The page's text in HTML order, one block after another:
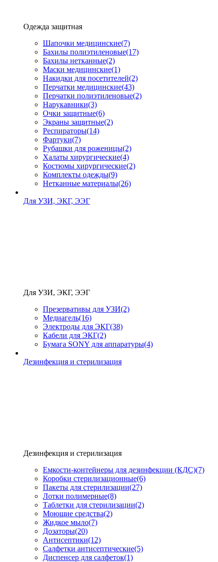
Одежда защитная
Шапочки медицинские(7)
Бахилы полиэтиленовые(17)
Бахилы нетканные(2)
Маски медицинские(1)
Накидки для посетителей(2)
Перчатки медицинские(43)
Перчатки полиэтиленовые(2)
Нарукавники(3)
Очки защитные(6)
Экраны защитные(2)
Рeспираторы(14)
Фартуки(7)
Рубашки для роженицы(2)
Халаты хирургические(4)
Костюмы хирургические(2)
Комплекты одежды(9)
Нетканные материалы(26)
Для УЗИ, ЭКГ, ЭЭГ
Для УЗИ, ЭКГ, ЭЭГ
Презервативы для УЗИ(2)
Медиагель(16)
Электроды для ЭКГ(38)
Кабели для ЭКГ(2)
Бумага SONY для аппаратуры(4)
Дезинфекция и стерилизация
Дезинфекция и стерилизация
Емкости-контейнеры для дезинфекции (КДС)(7)
Коробки стерилизационные(6)
Пакеты для стерилизации(27)
Лотки полимерные(8)
Таблетки для стерилизации(2)
Моющие средства(2)
Жидкое мыло(7)
Дозаторы(20)
Антисептики(12)
Салфетки антисептические(5)
Диспенсер для салфеток(1)